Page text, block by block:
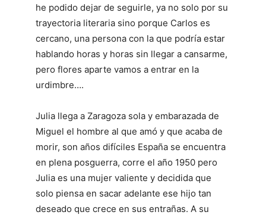
he podido dejar de seguirle, ya no solo por su
trayectoria literaria sino porque Carlos es
cercano, una persona con la que podría estar
hablando horas y horas sin llegar a cansarme,
pero flores aparte vamos a entrar en la
urdimbre….
Julia llega a Zaragoza sola y embarazada de
Miguel el hombre al que amó y que acaba de
morir, son años difíciles España se encuentra
en plena posguerra, corre el año 1950 pero
Julia es una mujer valiente y decidida que
solo piensa en sacar adelante ese hijo tan
deseado que crece en sus entrañas. A su